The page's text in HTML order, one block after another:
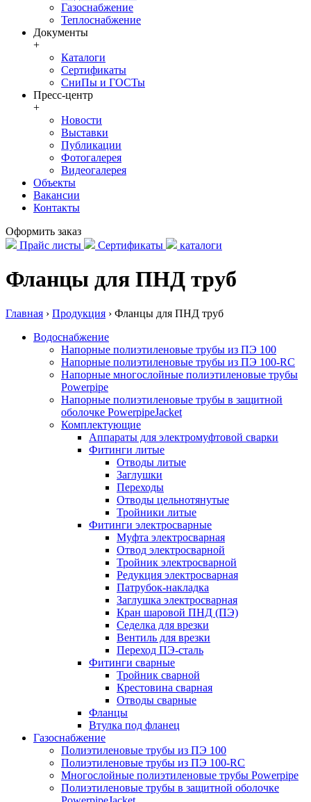
Газоснабжение
Теплоснабжение
Документы
+
Каталоги
Сертификаты
СниПы и ГОСТы
Пресс-центр
+
Новости
Выставки
Публикации
Фотогалерея
Видеогалерея
Объекты
Вакансии
Контакты
Оформить заказ
Прайс листы
Сертификаты каталоги
Фланцы для ПНД труб
Главная › Продукция › Фланцы для ПНД труб
Водоснабжение
Напорные полиэтиленовые трубы из ПЭ 100
Напорные полиэтиленовые трубы из ПЭ 100-RC
Напорные многослойные полиэтиленовые трубы
Powerpipe
Напорные полиэтиленовые трубы в защитной
оболочке PowerpipeJacket
Комплектующие
Аппараты для электромуфтовой сварки
Фитинги литые
Отводы литые
Заглушки
Переходы
Отводы цельнотянутые
Тройники литые
Фитинги электросварные
Муфта электросварная
Отвод электросварной
Тройник электросварной
Редукция электросварная
Патрубок-накладка
Заглушка электросварная
Кран шаровой ПНД (ПЭ)
Седелка для врезки
Вентиль для врезки
Переход ПЭ-сталь
Фитинги сварные
Тройник сварной
Крестовина сварная
Отводы сварные
Фланцы
Втулка под фланец
Газоснабжение
Полиэтиленовые трубы из ПЭ 100
Полиэтиленовые трубы из ПЭ 100-RC
Многослойные полиэтиленовые трубы Powerpipe
Полиэтиленовые трубы в защитной оболочке